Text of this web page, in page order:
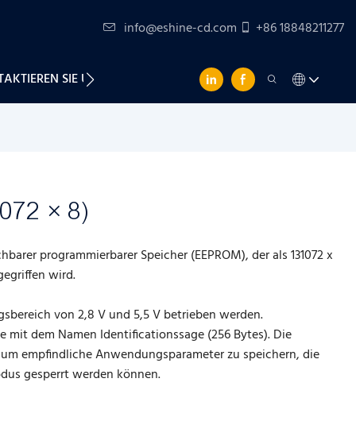
info@eshine-cd.com +86 18848211277
SIE UNS
× 8)
programmierbarer Speicher (EEPROM), der als 131072 x
wird.
von 2,8 V und 5,5 V betrieben werden.
mit dem Namen Identificationssage (256 Bytes). Die
empfindliche Anwendungsparameter zu speichern, die
gesperrt werden können.